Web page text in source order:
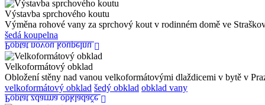
Výstavba sprchového koutu
Výměna rohové vany za sprchový kout v rodinném domě ve
šedá koupelna
Poptat novou koupelnu
Velkoformátový obklad
Obložení stěny nad vanou velkoformátovými dlaždicemi v bytě v
velkoformátový obklad šedý obklad obklad vany
Poptat zdarma obkladače